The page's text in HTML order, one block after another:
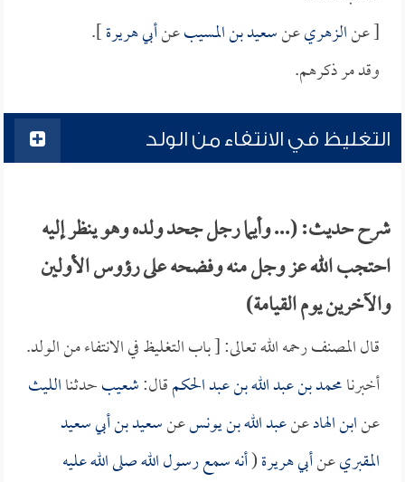
[ عنالزهريعنسعيد بن المسيبعنأبي هريرة].
وقد مر ذكرهم.
التغليظ في الانتفاء من الولد
شرح حديث: (... وأيما رجل جحد ولده وهو ينظر إليه
احتجب الله عز وجل منه وفضحه على رؤوس الأولين
والآخرين يوم القيامة)
قال المصنف رحمه الله تعالى: [ باب التغليظ في الانتفاء من الولد.
أخبرنامحمد بن عبد الله بن عبد الحكمقال:شعيبحدثناالليث
عنابن الهادعنعبد الله بن يونسعنسعيد بن أبي سعيد
المقبريعنأبي هريرة(أنه سمع رسول الله صلى الله عليه